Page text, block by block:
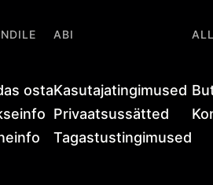
osta
ABI
Kasutajatingimused
Privaatsussätted
Tagastustingimused